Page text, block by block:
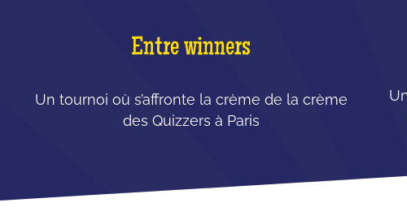
Entre winners
Un tournoi où s’affronte la crème de la crème
des Quizzers à Paris